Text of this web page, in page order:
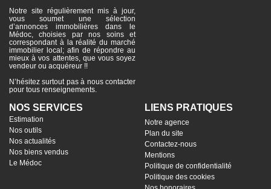
Notre site régulièrement mis à jour,
vous soumet une sélection
d’annonces immobilières dans le
Médoc, choisies par nos soins et
correspondant à la réalité du marché
immobilier local; afin de répondre au
mieux à vos attentes, que vous soyez
vendeur ou acquéreur !!
N’hésitez surtout pas à nous contacter
pour tous renseignements.
NOS SERVICES
Estimation
Nos outils
Nos actualités
Nos biens vendus
Le Médoc
LIENS PRATIQUES
Notre agence
Plan du site
Contactez-nous
Mentions
Politique de confidentialité
Politique des cookies